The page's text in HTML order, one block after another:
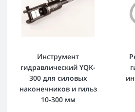
Инструмент
гидравлический YQK-
300 для силовых
наконечников и гильз
10-300 мм